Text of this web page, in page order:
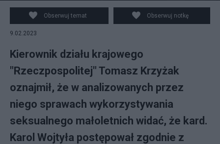
Jan Paweł II podczas wizyty w Nowym Jorku w 1979
roku. (fot. PAP)Obserwuj temat Obserwuj notkę
9.02.2023
Kierownik działu krajowego
"Rzeczpospolitej" Tomasz Krzyżak
oznajmił, że w analizowanych przez
niego sprawach wykorzystywania
seksualnego małoletnich widać, że kard.
Karol Wojtyła postępował zgodnie z